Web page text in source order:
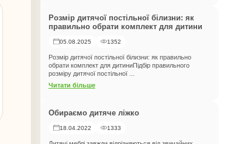
Розмір дитячої постільної білизни: як
правильно обрати комплект для дитини
05.08.2025 1352
Розмір дитячої постільної білизни: як правильно
обрати комплект для дитиниПідбір правильного
розміру дитячої постільної ...
Читати більше
Обираємо дитяче ліжко
18.04.2022 1333